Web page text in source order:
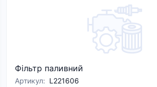
Фільтр паливний
Артикул: L221606